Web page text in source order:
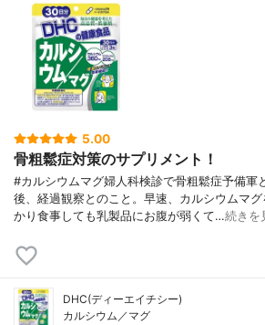
5.00
骨粗鬆症対策のサプリメント！
#カルシウムマグ婦人科検診で骨粗鬆症予備軍
後、経過観察とのこと。早速、カルシウムマ
かり食事しても乳製品にお腹が弱くて…続きを
DHC(ディーエイチシー)
カルシウム／マグ